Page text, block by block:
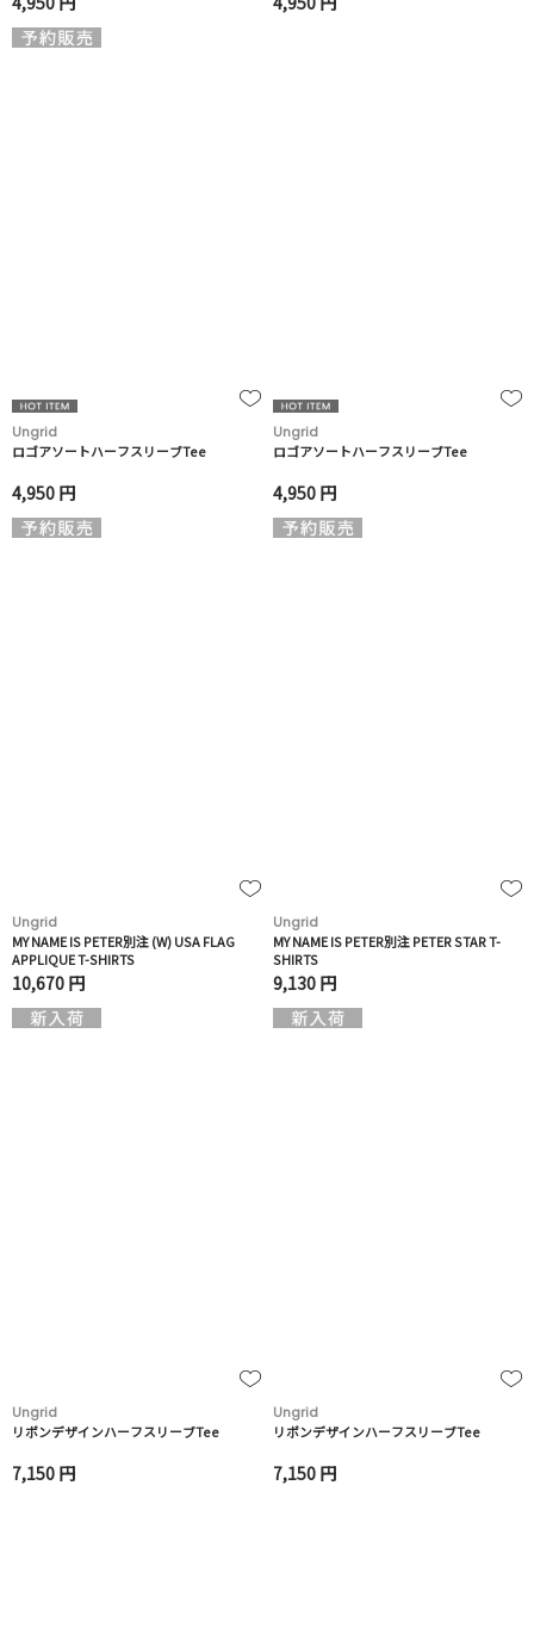
Ungrid
ロゴアソートハーフスリーブTee
4,950 円
Ungrid
ロゴアソートハーフスリーブTee
4,950 円
Ungrid
MY NAME IS PETER別注 (W) USA FLAG
APPLIQUE T-SHIRTS
10,670 円
Ungrid
MY NAME IS PETER別注 PETER STAR T-
SHIRTS
9,130 円
Ungrid
リボンデザインハーフスリーブTee
7,150 円
Ungrid
リボンデザインハーフスリーブTee
7,150 円